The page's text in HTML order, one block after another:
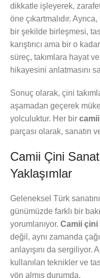
dikkatle işleyerek,
öne çıkartmalıdır.
bir şekilde birleşmesi,
karıştırıcı ama bir o
süreç, takımlara hayat
hikayesini anlatmasını
Sonuç olarak, çini
aşamadan geçerek
yolculuktur. Her bir camii
parçası olarak, sanatın
Camii Çini
Yaklaşımlar
Geleneksel Türk
günümüzde farklı bir
yorumlanıyor. Camii çini
değil, aynı zamanda
anlayışını da sergiliyor.
kullanılan teknikler ve
yön almış durumda.